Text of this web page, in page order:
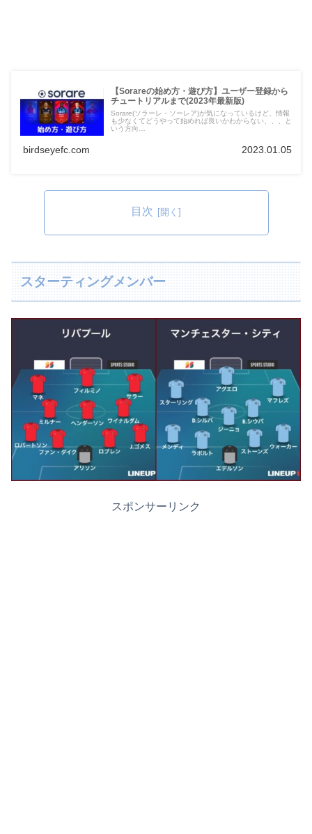
【Sorareの始め方・遊び方】ユーザー登録から
チュートリアルまで(2023年最新版)
Sorare(ソラーレ・ソーレア)が気になっているけど、情報
も少なくてどうやって始めれば良いかわからない、、、と
いう方向…
birdseyefc.com 2023.01.05
目次
スターティングメンバー
スポンサーリンク